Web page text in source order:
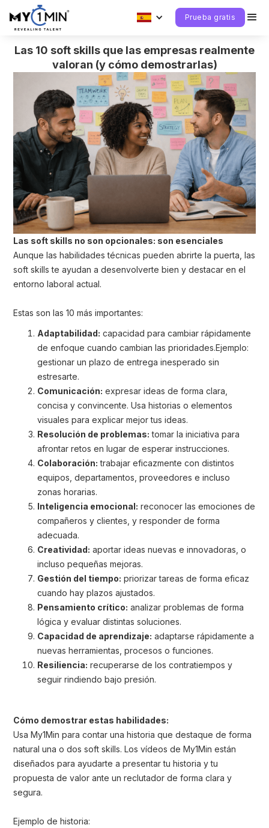
Prueba gratis
Las 10 soft skills que las empresas realmente
valoran (y cómo demostrarlas)
Las soft skills no son opcionales: son esenciales
Aunque las habilidades técnicas pueden abrirte la puerta, las
soft skills te ayudan a desenvolverte bien y destacar en el
entorno laboral actual.
Estas son las 10 más importantes:
Adaptabilidad: capacidad para cambiar rápidamente
de enfoque cuando cambian las prioridades.Ejemplo:
gestionar un plazo de entrega inesperado sin
estresarte.
Comunicación: expresar ideas de forma clara,
concisa y convincente. Usa historias o elementos
visuales para explicar mejor tus ideas.
Resolución de problemas: tomar la iniciativa para
afrontar retos en lugar de esperar instrucciones.
Colaboración: trabajar eficazmente con distintos
equipos, departamentos, proveedores e incluso
zonas horarias.
Inteligencia emocional: reconocer las emociones de
compañeros y clientes, y responder de forma
adecuada.
Creatividad: aportar ideas nuevas e innovadoras, o
incluso pequeñas mejoras.
Gestión del tiempo: priorizar tareas de forma eficaz
cuando hay plazos ajustados.
Pensamiento crítico: analizar problemas de forma
lógica y evaluar distintas soluciones.
Capacidad de aprendizaje: adaptarse rápidamente a
nuevas herramientas, procesos o funciones.
Resiliencia: recuperarse de los contratiempos y
seguir rindiendo bajo presión.
Cómo demostrar estas habilidades:
Usa My1Min para contar una historia que destaque de forma
natural una o dos soft skills. Los vídeos de My1Min están
diseñados para ayudarte a presentar tu historia y tu
propuesta de valor ante un reclutador de forma clara y
segura.
Ejemplo de historia: